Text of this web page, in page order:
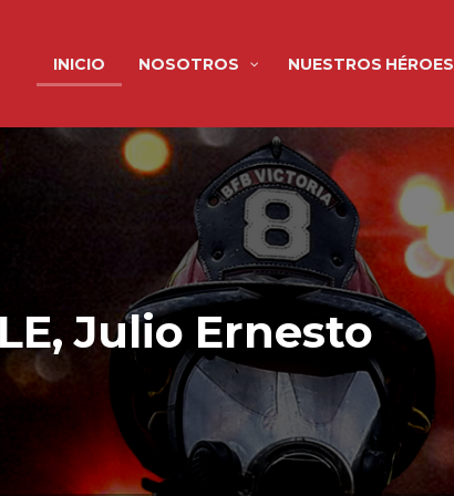
INICIO NOSOTROS NUESTROS HÉROES
Julio Ernesto